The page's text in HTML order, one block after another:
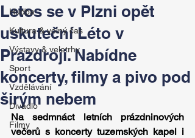
Hudba
Kultura & volný čas
Výstavy & veletrhy
Sport
Vzdělávání
Divadlo
Filmy
Letos se v Plzni opět
uskuteční Léto v
Prazdroji. Nabídne
koncerty, filmy a pivo pod
širým nebem
Na sedmnáct letních prázdninových
večerů s koncerty tuzemských kapel i